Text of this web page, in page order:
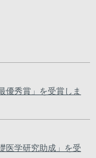
優秀賞」を受賞しま
医学研究助成」を受